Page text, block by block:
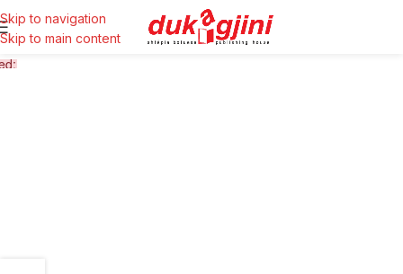
Skip to navigation
Skip to main content